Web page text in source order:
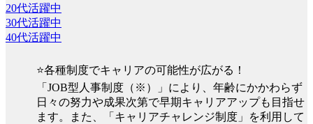
20代活躍中
30代活躍中
40代活躍中
⭐各種制度でキャリアの可能性が広がる！
「JOB型人事制度（※）」により、年齢にかかわらず
日々の努力や成果次第で早期キャリアアップも目指せ
ます。また、「キャリアチャレンジ制度」を利用して